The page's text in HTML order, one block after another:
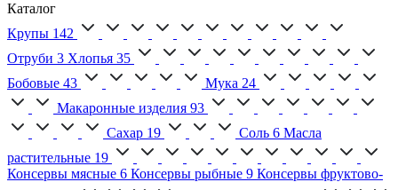
Каталог
Крупы 142
Отруби 3 Хлопья 35
Бобовые 43 Мука 24
Макаронные изделия 93
Сахар 19 Соль 6 Масла
растительные 19
Консервы мясные 6 Консервы рыбные 9 Консервы фруктово-